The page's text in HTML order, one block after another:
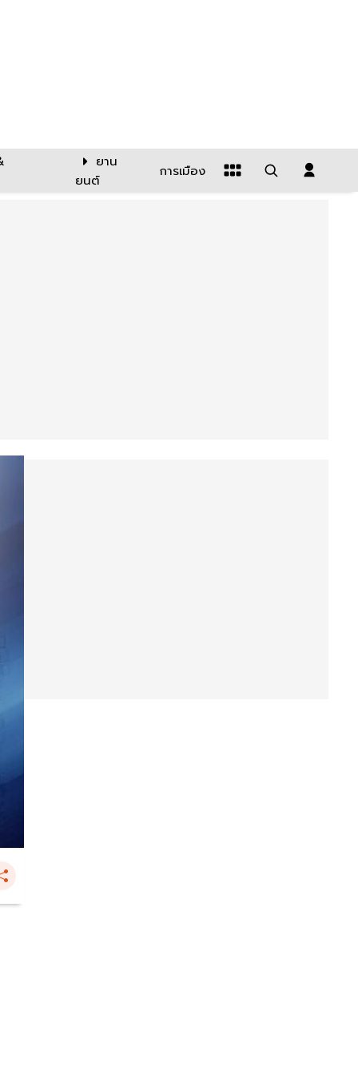
ยาน
ยนต์
การเมือง